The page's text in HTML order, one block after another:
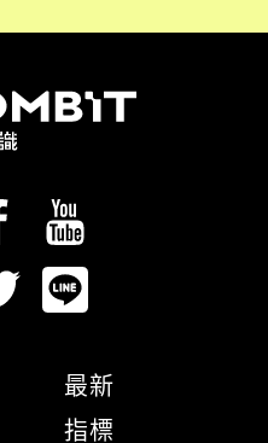
最新
指標